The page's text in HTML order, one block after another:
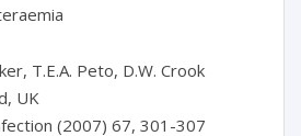
T.E.A. Peto, D.W. Crook
UK
(2007) 67, 301-307